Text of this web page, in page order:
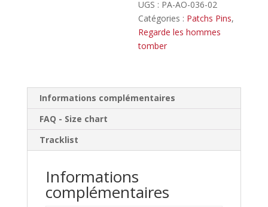
Patch
UGS : PA-AO-036-02
Catégories : Patchs Pins,
Regarde les hommes
tomber
Informations complémentaires
FAQ - Size chart
Tracklist
Informations
complémentaires